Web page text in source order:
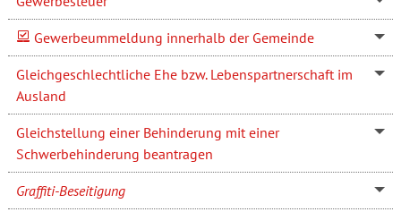
Gewerbeummeldung innerhalb der Gemeinde
Gleichgeschlechtliche Ehe bzw. Lebenspartnerschaft im
Ausland
Gleichstellung einer Behinderung mit einer
Schwerbehinderung beantragen
Graffiti-Beseitigung